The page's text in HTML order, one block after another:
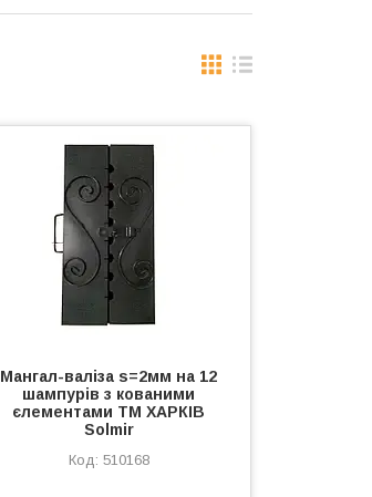
Мангал-валiза s=2мм на 12
шампурiв з кованими
єлементами ТМ ХАРКІВ
Solmir
510168